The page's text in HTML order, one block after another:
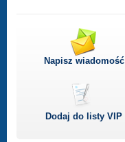
Napisz wiadomość
Dodaj do listyVIP